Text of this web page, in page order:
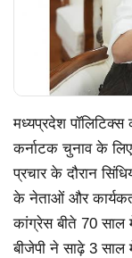
मध्यप्रदेश पॉलिटिक्स
कर्नाटक चुनाव के
प्रचार के दौरान
के नेताओं और
कांग्रेस बीते 70 साल
बीजेपी ने साढ़े 3 साल